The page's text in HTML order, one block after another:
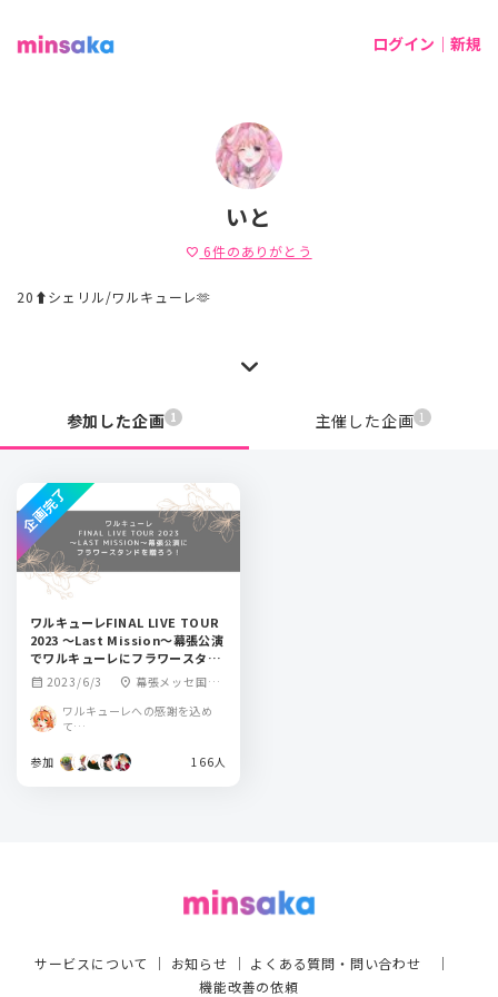
ログイン｜新規
いと
favorite 6件のありがとう
20⬆️シェリル/ワルキューレ🫶
参加した企画 1 主催した企画 1
ワルキューレFINAL LIVE TOUR
2023 〜Last Mission〜幕張公演
でワルキューレにフラワースタン
ドを贈ろう！
calendar_month 2023/6/3 location_on 幕張メッセ国際
ワルキューレへの感謝を込め
て…
参加 166人
企画完了
サービスについて ｜ お知らせ ｜ よくある質問・問い合わせ ｜
機能改善の依頼